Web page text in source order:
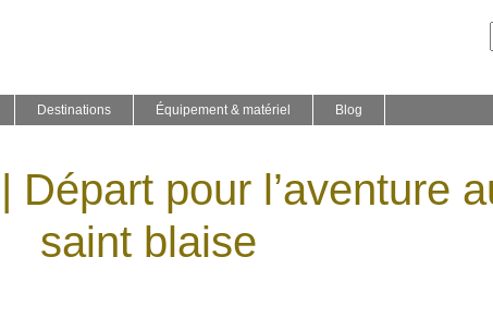
Destinations Équipement & matériel Blog
pour l’aventure
saint blaise